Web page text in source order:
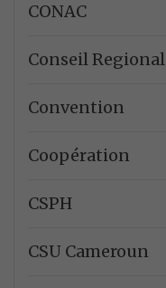
CONAC
Conseil Regional
Convention
Coopération
CSPH
CSU Cameroun